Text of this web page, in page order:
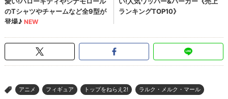
> アニメ フィギュア トップをねらえ2! ラルク・メルク・マール